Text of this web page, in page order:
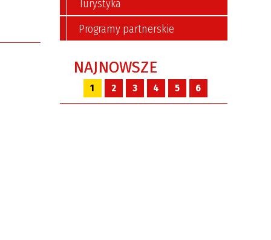
Turystyka
Programy partnerskie
NAJNOWSZE
1 2 3 4 5 6